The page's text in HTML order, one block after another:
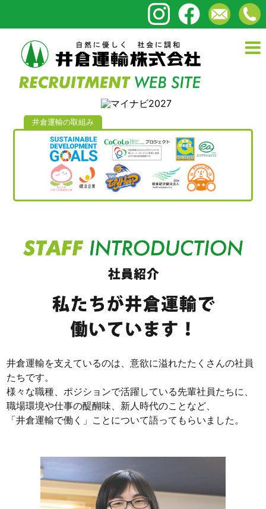
井倉運輸の取組み
井倉運輸を支えているのは、意欲に溢れたたくさんの社員
たちです。
様々な職種、ポジションで活躍している先輩社員たちに、
職場環境や仕事の醍醐味、新人時代のことなど、
「井倉運輸で働く」ことについて語ってもらいました。